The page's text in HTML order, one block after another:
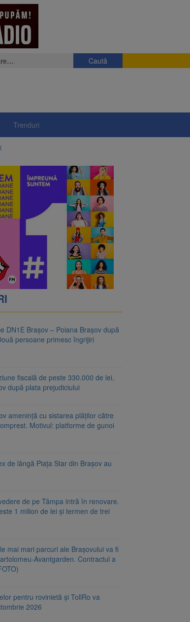
Trenduri
de gunoi
de trei
a
DN1E Brașov – Poiana Brașov după
persoane primesc îngrijiri
fiscală de peste 330.000 de lei,
după plata prejudiciului
amenință cu sistarea plăților către
Motivul: platforme de gunoi
de lângă Piața Star din Brașov au
de pe Tâmpa intră în renovare.
1 milion de lei și termen de trei
mai mari parcuri ale Brașovului va fi
Avantgarden. Contractul a
pentru rovinietă și TollRo va
2026